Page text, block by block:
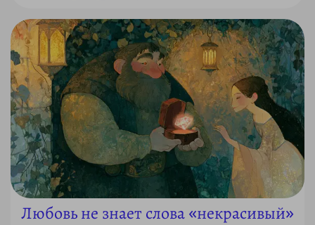
Любовь не знает слова «некрасивый»